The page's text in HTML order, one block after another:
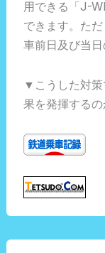
用できる「J-
できます。た
車前日及び当日
▼こうした対策
果を発揮するの